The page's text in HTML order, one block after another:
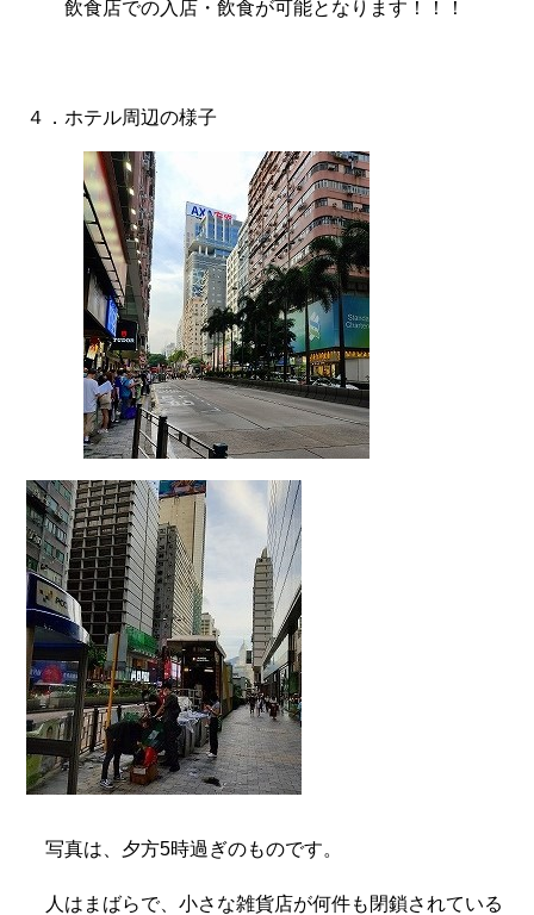
飲食店での入店・飲食が可能となります！！！
４．ホテル周辺の様子
写真は、夕方5時過ぎのものです。
人はまばらで、小さな雑貨店が何件も閉鎖されている